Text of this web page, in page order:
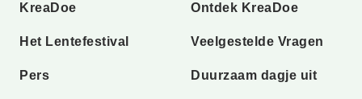
KreaDoe
Het Lentefestival
Pers
Ontdek KreaDoe
Veelgestelde Vragen
Duurzaam dagje uit